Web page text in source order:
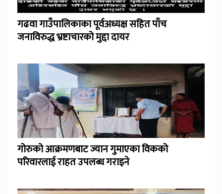
गढवा गाउँपालिकाका पूर्वअध्यक्ष सहित पाँच
जनाविरुद्ध भ्रष्टाचारको मुद्दा दायर
गोरुको आक्रमणबाट ज्यान गुमाएका विकको
परिवारलाई राहत उपलब्ध गराइने